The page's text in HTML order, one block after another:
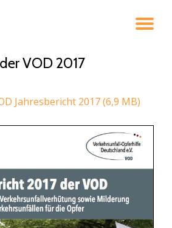
VOD 2017
Jahresbericht 2017 (6,9 MB)